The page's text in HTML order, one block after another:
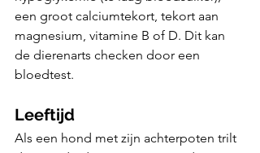
een groot calciumtekort, tekort aan
magnesium, vitamine B of D. Dit kan
de dierenarts checken door een
bloedtest.
Leeftijd
Als een hond met zijn achterpoten trilt